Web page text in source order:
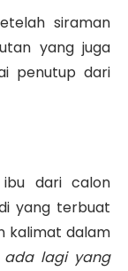
siraman
yang juga
penutup dari
ibu dari calon
yang terbuat
kalimat dalam
ada lagi yang